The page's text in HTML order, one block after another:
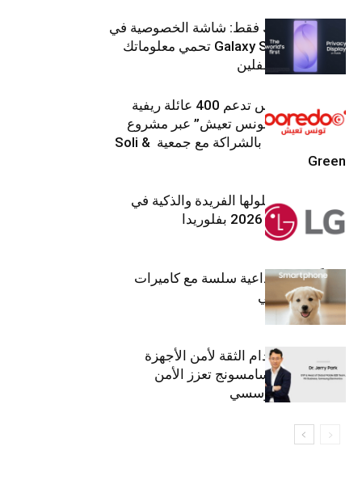
شاشتك، لعينيك فقط: شاشة الخصوصية في
جهاز Galaxy S26 Ultra تحمي معلوماتك
من أعين المتطفلين
Ooredoo تونس تدعم 400 عائلة ريفية
ضمن برنامج “تونس تعيش” عبر مشروع
تنموي مستدام بالشراكة مع جمعية Soli &
Green
إل جي تقدم حلولها الفريدة والذكية في
معرض (KBIS) 2026 بفلوريدا
قريباً: تجربة إبداعية سلسة مع كاميرات
أجهزة جالاكسي
استراتيجية انعدام الثقة لأمن الأجهزة
المحمولة من سامسونج تعزز الأمن
السيبراني المؤسسي